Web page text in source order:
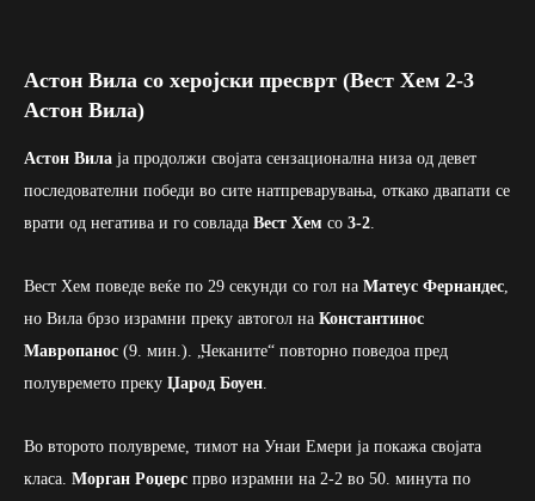
Астон Вила со херојски пресврт (Вест Хем 2-3
Астон Вила)
Астон Вила ја продолжи својата сензационална низа од девет
последователни победи во сите натпреварувања, откако двапати се
врати од негатива и го совлада Вест Хем со 3-2.
Вест Хем поведе веќе по 29 секунди со гол на Матеус Фернандес,
но Вила брзо израмни преку автогол на Константинос
Мавропанос (9. мин.). „Чеканите“ повторно поведоа пред
полувремето преку Џарод Боуен.
Во второто полувреме, тимот на Унаи Емери ја покажа својата
класа. Морган Роџерс прво израмни на 2-2 во 50. минута по